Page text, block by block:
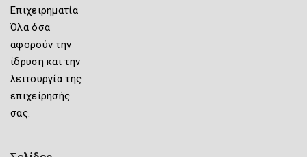
Επιχειρηματία
Όλα όσα
αφορούν την
ίδρυση και την
λειτουργία της
επιχείρησής
σας.